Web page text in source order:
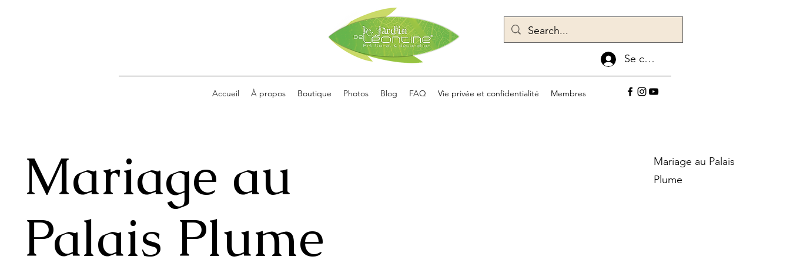
Se connecter
Accueil À propos Boutique Photos Blog FAQ Vie privée et confidentialité Membres
Mariage au
Palais Plume
Mariage au Palais
Plume